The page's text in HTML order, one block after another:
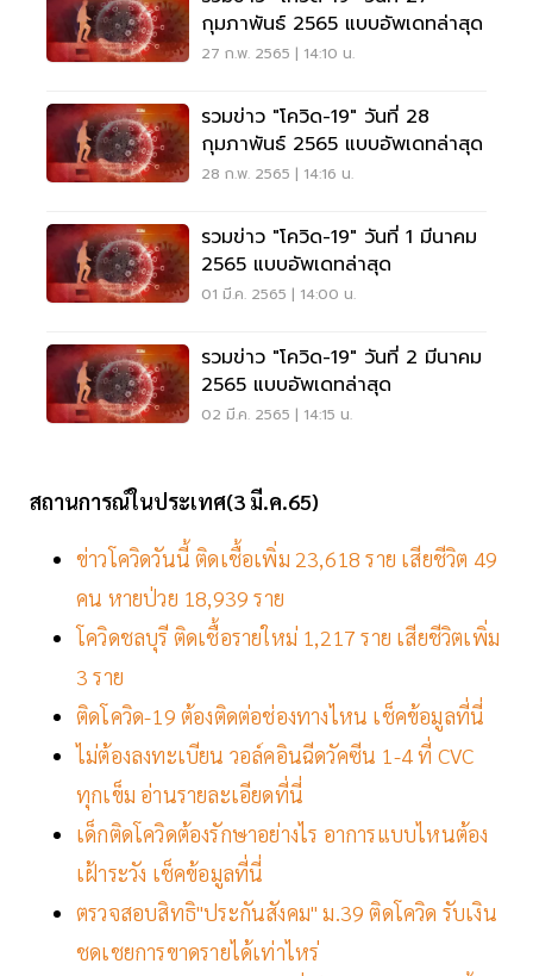
กุมภาพันธ์ 2565 แบบอัพเดทล่าสุด
27 ก.พ. 2565 | 14:10 น.
รวมข่าว "โควิด-19" วันที่ 28
กุมภาพันธ์ 2565 แบบอัพเดทล่าสุด
28 ก.พ. 2565 | 14:16 น.
รวมข่าว "โควิด-19" วันที่ 1 มีนาคม
2565 แบบอัพเดทล่าสุด
01 มี.ค. 2565 | 14:00 น.
รวมข่าว "โควิด-19" วันที่ 2 มีนาคม
2565 แบบอัพเดทล่าสุด
02 มี.ค. 2565 | 14:15 น.
สถานการณ์ในประเทศ(3 มี.ค.65)
ข่าวโควิดวันนี้ ติดเชื้อเพิ่ม 23,618 ราย เสียชีวิต 49
คน หายป่วย 18,939 ราย
โควิดชลบุรี ติดเชื้อรายใหม่ 1,217 ราย เสียชีวิตเพิ่ม
3 ราย
ติดโควิด-19 ต้องติดต่อช่องทางไหน เช็คข้อมูลที่นี่
ไม่ต้องลงทะเบียน วอล์คอินฉีดวัคซีน 1-4 ที่ CVC
ทุกเข็ม อ่านรายละเอียดที่นี่
เด็กติดโควิดต้องรักษาอย่างไร อาการแบบไหนต้อง
เฝ้าระวัง เช็คข้อมูลที่นี่
ตรวจสอบสิทธิ"ประกันสังคม" ม.39 ติดโควิด รับเงิน
ชดเชยการขาดรายได้เท่าไหร่